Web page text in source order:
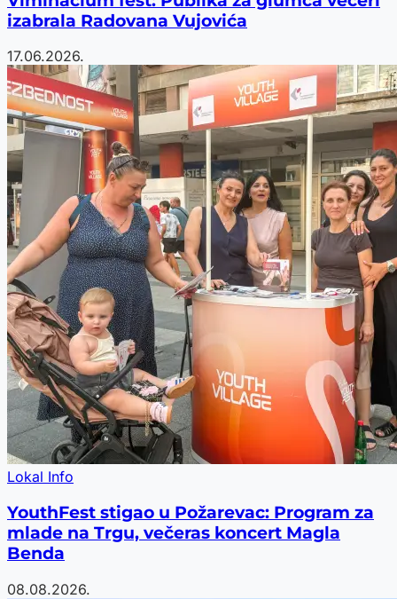
izabrala Radovana Vujovića
17.06.2026.
Lokal Info
YouthFest stigao u Požarevac: Program za
mlade na Trgu, večeras koncert Magla
Benda
08.08.2026.